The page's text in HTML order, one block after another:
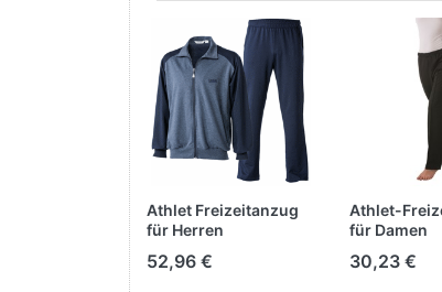
Athlet Freizeitanzug
für Herren
52,96 €
Athlet-
für Damen
30,23 €